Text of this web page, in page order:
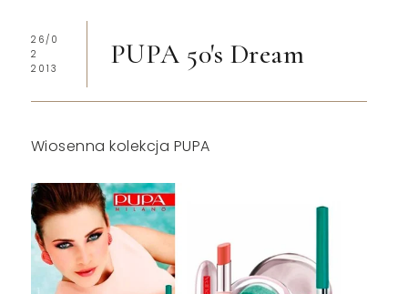
26/0
2
2013
PUPA 50's Dream
Wiosenna kolekcja PUPA